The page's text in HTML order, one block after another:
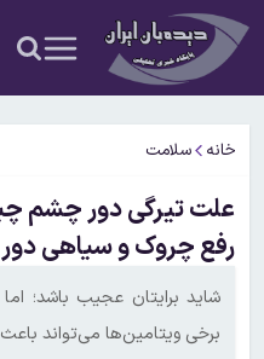
خانه سلامت
رفع چروک و سیاهی
شاید برایتان عجیب باشد؛
برخی ویتامین‌ها می‌تواند